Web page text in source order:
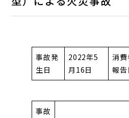
事故発
生日
2022年5
月16日
消費
報告
事故